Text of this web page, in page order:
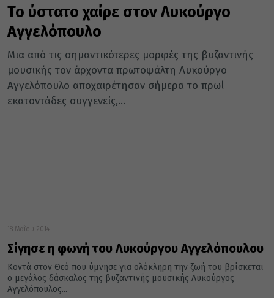
Το ύστατο χαίρε στον Λυκούργο
Αγγελόπουλο
Μια από τις σημαντικότερες μορφές της βυζαντινής
μουσικής τον άρχοντα πρωτοψάλτη Λυκούργο
Αγγελόπουλο αποχαιρέτησαν σήμερα το πρωί
εκατοντάδες συγγενείς,...
18 Μαΐου 2014
Σίγησε η φωνή του Λυκούργου Αγγελόπουλου
Κοντά στον Θεό που ύμνησε για ολόκληρη την ζωή του βρίσκεται
ο μεγάλος δάσκαλος της βυζαντινής μουσικής Λυκούργος
Αγγελόπουλος...